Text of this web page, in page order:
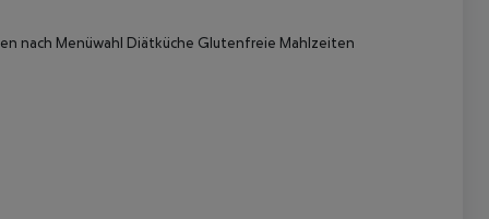
nach Menüwahl Diätküche Glutenfreie Mahlzeiten